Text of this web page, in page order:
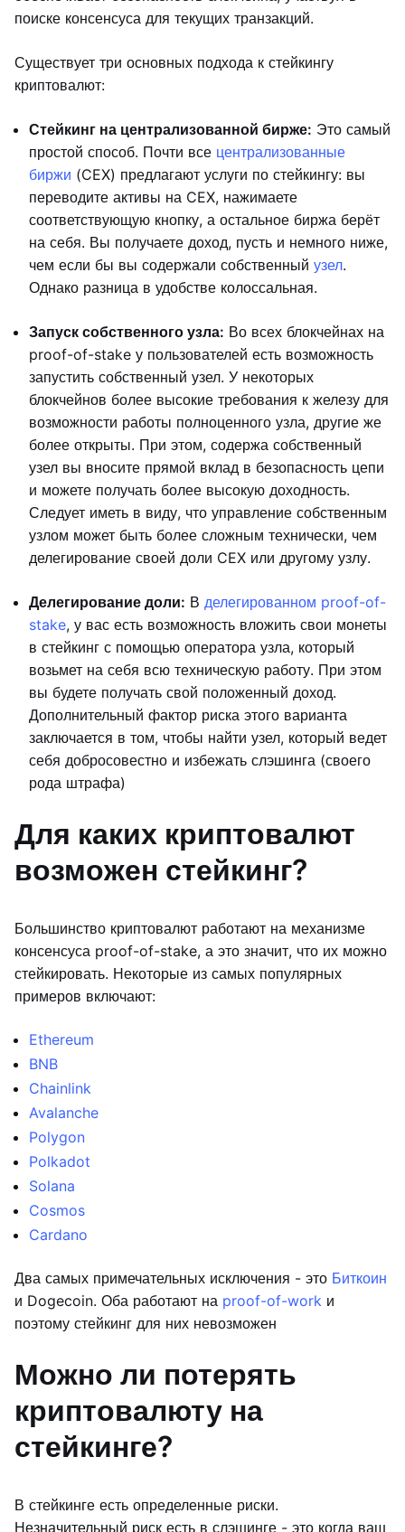
поиске консенсуса для текущих транзакций.
Существует три основных подхода к стейкингу
криптовалют:
Стейкинг на централизованной бирже: Это самый
простой способ. Почти все централизованные
биржи (CEX) предлагают услуги по стейкингу: вы
переводите активы на CEX, нажимаете
соответствующую кнопку, а остальное биржа берёт
на себя. Вы получаете доход, пусть и немного ниже,
чем если бы вы содержали собственный узел.
Однако разница в удобстве колоссальная.
Запуск собственного узла: Во всех блокчейнах на
proof-of-stake у пользователей есть возможность
запустить собственный узел. У некоторых
блокчейнов более высокие требования к железу для
возможности работы полноценного узла, другие же
более открыты. При этом, содержа собственный
узел вы вносите прямой вклад в безопасность цепи
и можете получать более высокую доходность.
Следует иметь в виду, что управление собственным
узлом может быть более сложным технически, чем
делегирование своей доли CEX или другому узлу.
Делегирование доли: В делегированном proof-of-
stake, у вас есть возможность вложить свои монеты
в стейкинг с помощью оператора узла, который
возьмет на себя всю техническую работу. При этом
вы будете получать свой положенный доход.
Дополнительный фактор риска этого варианта
заключается в том, чтобы найти узел, который ведет
себя добросовестно и избежать слэшинга (своего
рода штрафа)
Для каких криптовалют
возможен стейкинг?
Большинство криптовалют работают на механизме
консенсуса proof-of-stake, а это значит, что их можно
стейкировать. Некоторые из самых популярных
примеров включают:
Ethereum
BNB
Chainlink
Avalanche
Polygon
Polkadot
Solana
Cosmos
Cardano
Два самых примечательных исключения - это Биткоин
и Dogecoin. Оба работают на proof-of-work и
поэтому стейкинг для них невозможен
Можно ли потерять
криптовалюту на
стейкинге?
В стейкинге есть определенные риски.
Незначительный риск есть в слэшинге - это когда ваш